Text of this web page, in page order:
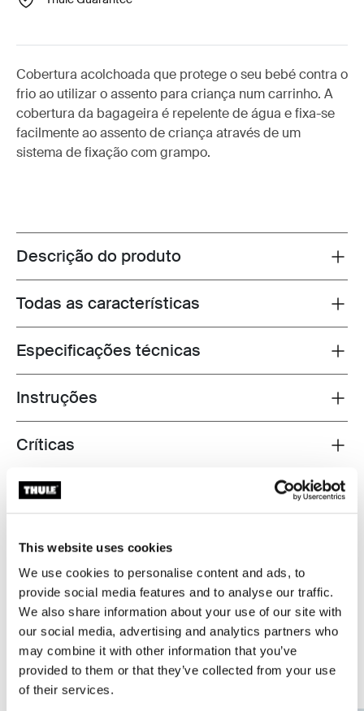
This website uses cookies
We use cookies to personalise content and ads, to
provide social media features and to analyse our traffic.
We also share information about your use of our site with
our social media, advertising and analytics partners who
may combine it with other information that you’ve
provided to them or that they’ve collected from your use
of their services.
Cobertura acolchoada que protege o seu bebé contra o
frio ao utilizar o assento para criança num carrinho. A
cobertura da bagageira é repelente de água e fixa-se
facilmente ao assento de criança através de um
sistema de fixação com grampo.
Toggle overview
Descrição do produto
Toggle features
Todas as características
Toggle techspec
Especificações técnicas
Toggle guides and instructions
Instruções
Toggle overview
Críticas
Testada ao limite
No Thule Test Center™ em Hillerstorp, Suécia, os
produtos são submetidos a testes extremos. Tal implica
exposição a calor do deserto, frio árctico, resistência à
água, ensaios de queda, túneis de vento e testes de
resistência, de choque e de colisão. O Thule Test
Program™ inclui mais de 25 normas de teste da Thule
que excedem em muito a actual norma ISO.